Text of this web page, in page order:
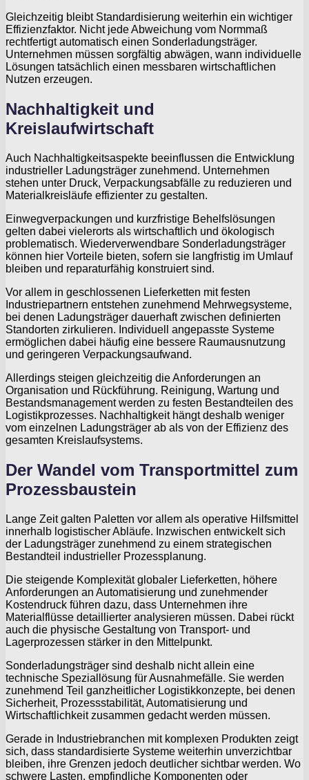
Gleichzeitig bleibt Standardisierung weiterhin ein wichtiger
Effizienzfaktor. Nicht jede Abweichung vom Normmaß
rechtfertigt automatisch einen Sonderladungsträger.
Unternehmen müssen sorgfältig abwägen, wann individuelle
Lösungen tatsächlich einen messbaren wirtschaftlichen
Nutzen erzeugen.
Nachhaltigkeit und
Kreislaufwirtschaft
Auch Nachhaltigkeitsaspekte beeinflussen die Entwicklung
industrieller Ladungsträger zunehmend. Unternehmen
stehen unter Druck, Verpackungsabfälle zu reduzieren und
Materialkreisläufe effizienter zu gestalten.
Einwegverpackungen und kurzfristige Behelfslösungen
gelten dabei vielerorts als wirtschaftlich und ökologisch
problematisch. Wiederverwendbare Sonderladungsträger
können hier Vorteile bieten, sofern sie langfristig im Umlauf
bleiben und reparaturfähig konstruiert sind.
Vor allem in geschlossenen Lieferketten mit festen
Industriepartnern entstehen zunehmend Mehrwegsysteme,
bei denen Ladungsträger dauerhaft zwischen definierten
Standorten zirkulieren. Individuell angepasste Systeme
ermöglichen dabei häufig eine bessere Raumausnutzung
und geringeren Verpackungsaufwand.
Allerdings steigen gleichzeitig die Anforderungen an
Organisation und Rückführung. Reinigung, Wartung und
Bestandsmanagement werden zu festen Bestandteilen des
Logistikprozesses. Nachhaltigkeit hängt deshalb weniger
vom einzelnen Ladungsträger ab als von der Effizienz des
gesamten Kreislaufsystems.
Der Wandel vom Transportmittel zum
Prozessbaustein
Lange Zeit galten Paletten vor allem als operative Hilfsmittel
innerhalb logistischer Abläufe. Inzwischen entwickelt sich
der Ladungsträger zunehmend zu einem strategischen
Bestandteil industrieller Prozessplanung.
Die steigende Komplexität globaler Lieferketten, höhere
Anforderungen an Automatisierung und zunehmender
Kostendruck führen dazu, dass Unternehmen ihre
Materialflüsse detaillierter analysieren müssen. Dabei rückt
auch die physische Gestaltung von Transport- und
Lagerprozessen stärker in den Mittelpunkt.
Sonderladungsträger sind deshalb nicht allein eine
technische Speziallösung für Ausnahmefälle. Sie werden
zunehmend Teil ganzheitlicher Logistikkonzepte, bei denen
Sicherheit, Prozessstabilität, Automatisierung und
Wirtschaftlichkeit zusammen gedacht werden müssen.
Gerade in Industriebranchen mit komplexen Produkten zeigt
sich, dass standardisierte Systeme weiterhin unverzichtbar
bleiben, ihre Grenzen jedoch deutlicher sichtbar werden. Wo
schwere Lasten, empfindliche Komponenten oder